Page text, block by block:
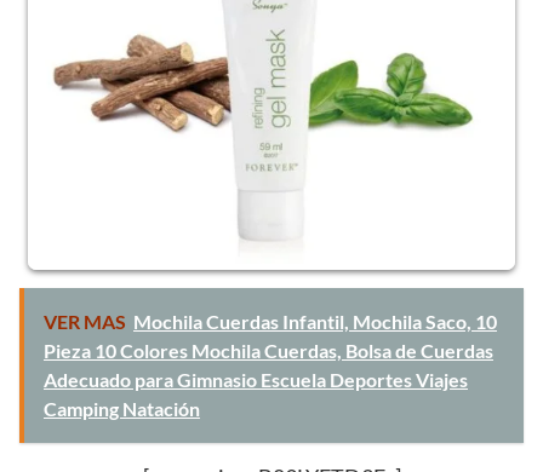
VER MAS Mochila Cuerdas Infantil, Mochila Saco, 10
Pieza 10 Colores Mochila Cuerdas, Bolsa de Cuerdas
Adecuado para Gimnasio Escuela Deportes Viajes
Camping Natación